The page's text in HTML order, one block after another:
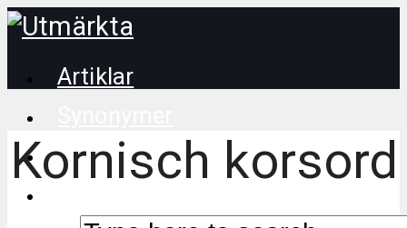
Artiklar
Korsordstips
Kornisch korsord